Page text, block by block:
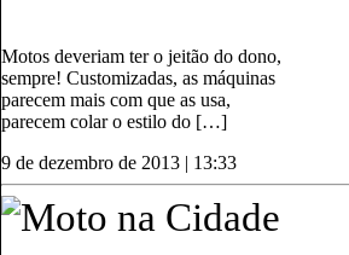
Motos deveriam ter o jeitão do dono,
sempre! Customizadas, as máquinas
parecem mais com que as usa,
parecem colar o estilo do […]
9 de dezembro de 2013 | 13:33
Moto na Cidade